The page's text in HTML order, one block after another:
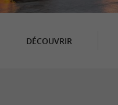
DÉCOUVRIR